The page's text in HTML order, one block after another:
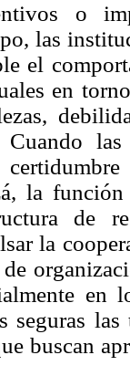
o
las
el
en
Cuando
la
de
la
en
seguras
buscan